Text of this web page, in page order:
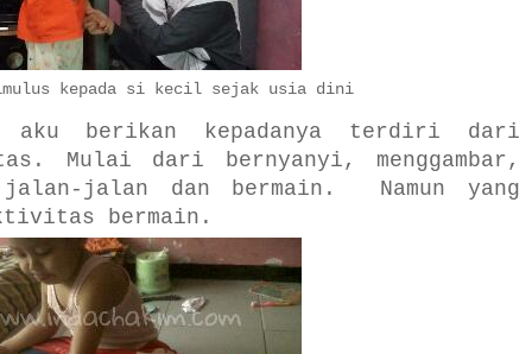
kepada si kecil sejak usia dini
aku berikan kepadanya terdiri dari
Mulai dari bernyanyi, menggambar,
jalan-jalan dan bermain. Namun yang
bermain.